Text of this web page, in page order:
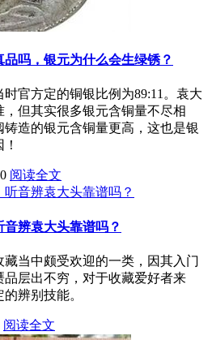
吗，银元为什么会生绿锈？
官方定的铜银比例为89:11。袁大
但其实很多银元含铜量不尽相
铸造的银元含铜量更高，这也是银
阅读全文
辨袁大头靠谱吗？
当中颇受欢迎的一类，因其入门
品层出不穷，对于收藏爱好者来
辨别技能。
阅读全文